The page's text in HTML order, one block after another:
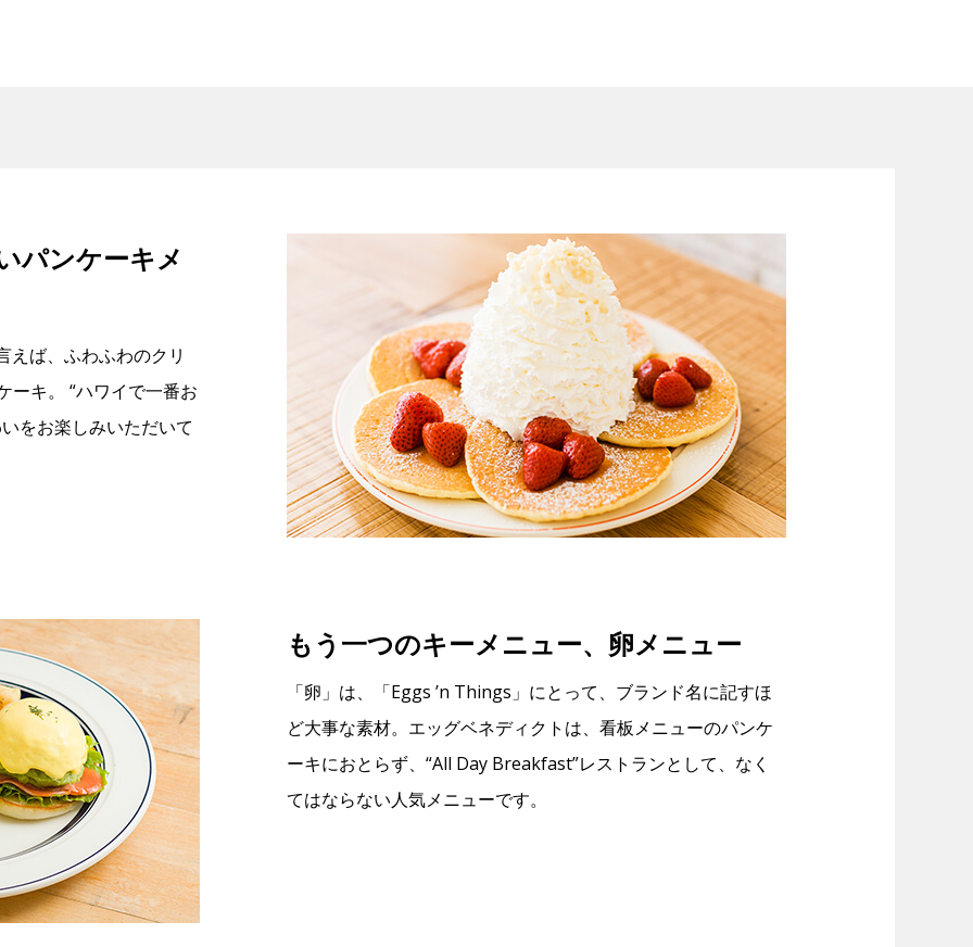
パンケーキメ
えば、ふわふわのクリ
ーキ。 “ハワイで一番お
をお楽しみいただいて
もう一つのキーメニュー、卵メニュー
「卵」は、「Eggs ’n Things」にとって、ブランド名に記すほ
ど大事な素材。エッグベネディクトは、看板メニューのパンケ
ーキにおとらず、“All Day Breakfast”レストランとして、なく
てはならない人気メニューです。